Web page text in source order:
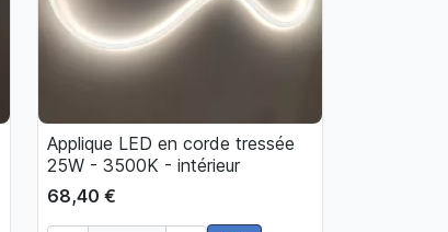
 Aperçu rapide
Applique LED en corde tressée
25W - 3500K - intérieur
68,40 €